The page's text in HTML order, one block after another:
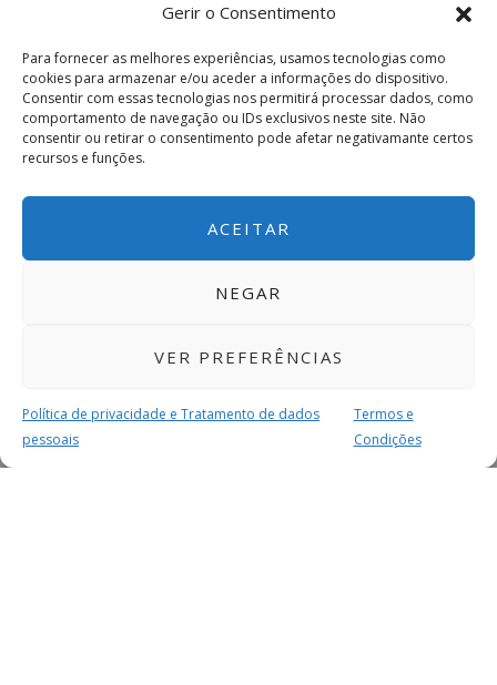
Gerir o Consentimento
Para fornecer as melhores experiências, usamos tecnologias como
cookies para armazenar e/ou aceder a informações do dispositivo.
Consentir com essas tecnologias nos permitirá processar dados, como
comportamento de navegação ou IDs exclusivos neste site. Não
consentir ou retirar o consentimento pode afetar negativamante certos
recursos e funções.
ACEITAR
NEGAR
VER PREFERÊNCIAS
Política de privacidade e Tratamento de dados
pessoais
Termos e
Condições